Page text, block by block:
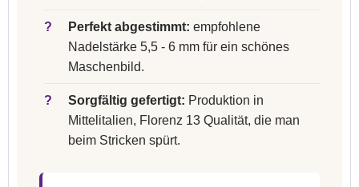
? Perfekt abgestimmt: empfohlene
Nadelstärke 5,5 - 6 mm für ein schönes
Maschenbild.
? Sorgfältig gefertigt: Produktion in
Mittelitalien, Florenz 13 Qualität, die man
beim Stricken spürt.